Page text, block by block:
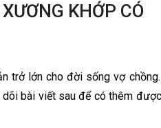
KHỚP CÓ
trở lớn cho đời sống vợ
bài viết sau để có thêm